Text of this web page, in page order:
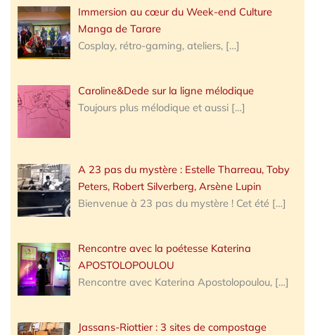
Immersion au cœur du Week-end Culture
Manga de Tarare
Cosplay, rétro-gaming, ateliers, […]
Caroline&Dede sur la ligne mélodique
Toujours plus mélodique et aussi […]
A 23 pas du mystère : Estelle Tharreau, Toby
Peters, Robert Silverberg, Arsène Lupin
Bienvenue à 23 pas du mystère ! Cet été […]
Rencontre avec la poétesse Katerina
APOSTOLOPOULOU
Rencontre avec Katerina Apostolopoulou, […]
Jassans-Riottier : 3 sites de compostage